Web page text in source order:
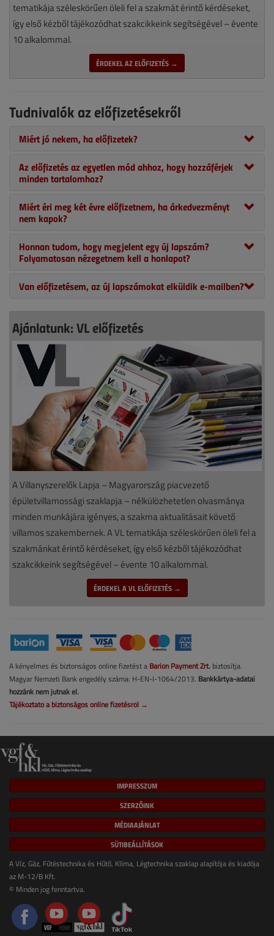
tematikája széleskörűen öleli fel a szakmát érintő kérdéseket,
így első kézből tájékozódhat szakcikkeink segítségével – évente
10 alkalommal.
ÉRDEKEL AZ ELŐFIZETÉS →
Tudnivalók az előfizetésekről
Miért jó nekem, ha előfizetek?
Az előfizetés az egyetlen mód ahhoz, hogy hozzáférjek
minden tartalomhoz?
Miért éri meg két évre előfizetnem, ha árkedvezményt
nem kapok?
Honnan tudom, hogy megjelent egy új lapszám?
Folyamatosan nézegetnem kell a honlapot?
Van előfizetésem, az új lapszámokat elküldik e-mailben?
Ajánlatunk: VL előfizetés
A Villanyszerelők Lapja – Magyarország piacvezető
épületvillamossági szaklapja – nélkülözhetetlen olvasmánya
minden munkájára igényes, a szakma aktualitásait követő
villamos szakembernek. A VL tematikája széleskörűen öleli fel a
szakmánkat érintő kérdéseket, így első kézből tájékozódhat
szakcikkeink segítségével – évente 10 alkalommal.
ÉRDEKEL A VL ELŐFIZETÉS →
A kényelmes és biztonságos online fizetést a Barion Payment Zrt. biztosítja.
Magyar Nemzeti Bank engedély száma: H-EN-I-1064/2013. Bankkártya-adatai
hozzánk nem jutnak el.
Tájékoztató a biztonságos online fizetésről →
IMPRESSZUM
SZERZŐINK
MÉDIAAJÁNLAT
SÜTIBEÁLLÍTÁSOK
A Víz, Gáz, Fűtéstechnika és Hűtő, Klíma, Légtechnika szaklap alapítója és kiadója
az M-12/B Kft.
© Minden jog fenntartva.